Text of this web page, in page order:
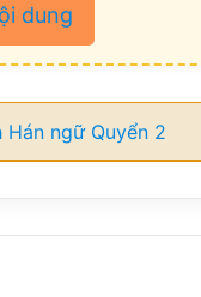
dung
ngữ Quyển 2